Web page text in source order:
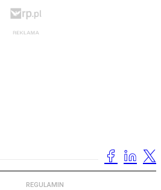
REGULAMIN